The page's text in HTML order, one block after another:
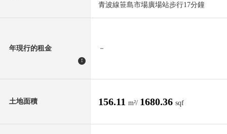
青波線笹島市場廣場站步行17分鐘
年現行的租金
!
－
土地面積 156.11 m²/ 1680.36 sqf